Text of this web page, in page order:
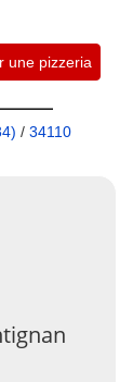
une pizzeria
/ 34110